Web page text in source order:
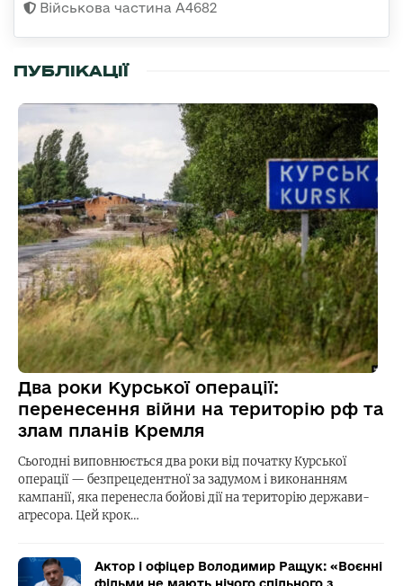
Військова частина А4682
ПУБЛІКАЦІЇ
Два роки Курської операції:
перенесення війни на територію рф та
злам планів Кремля
Сьогодні виповнюється два роки від початку Курської
операції — безпрецедентної за задумом і виконанням
кампанії, яка перенесла бойові дії на територію держави-
агресора. Цей крок…
Актор і офіцер Володимир Ращук: «Воєнні